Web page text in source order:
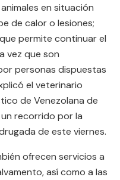
en situación
de calor o lesiones;
permite continuar el
vez que son
personas dispuestas
el veterinario
de Venezolana de
recorrido por la
de este viernes.
ofrecen servicios a
así como a las